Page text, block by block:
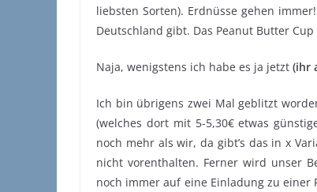
liebsten Sorten). Erdnüsse gehen
Deutschland gibt. Das Peanut Butter
Naja, wenigstens ich habe es ja jetzt (ihr
Ich bin übrigens zwei Mal geblitzt
(welches dort mit 5-5,30€ etwas
noch mehr als wir, da gibt’s das in x
nicht vorenthalten. Ferner wird unser
noch immer auf eine Einladung zu einer